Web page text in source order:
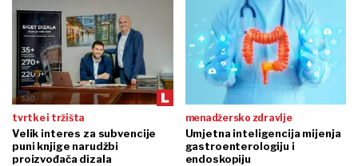
tvrtke i tržišta
Velik interes za subvencije
puni knjige narudžbi
proizvođača dizala
menadžersko zdravlje
Umjetna inteligencija mijenja
gastroenterologiju i
endoskopiju